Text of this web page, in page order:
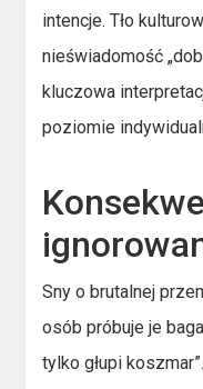
intencje. Tło
nieświadomość
kluczowa
poziomie
Sny o brutalnej
osób próbuje je
tylko głupi